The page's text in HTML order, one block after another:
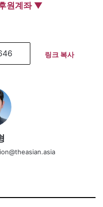
원계좌 ▼
링크 복사